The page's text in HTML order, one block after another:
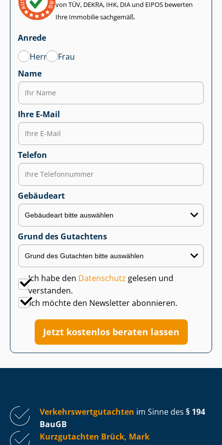
von TÜV, DEKRA, IHK, DIA und EIPOS bewerten
Ihre Immobilie sachgemäß.
Anrede
Herr
Frau
Name
Ihre E-Mail
Telefon
Gebäudeart
Grund des Gutachtens
Ich habe den Datenschutz gelesen und
verstanden.
Ich möchte den Newsletter abonnieren.
Jetzt kostenlos beraten lassen
Ver­kehrs­wert­gut­ach­ten im Sinne des § 194
BauGB
Kurzgutachten Brück, Mark